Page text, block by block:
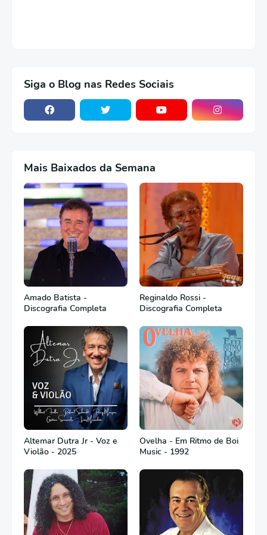
Siga o Blog nas Redes Sociais
Mais Baixados da Semana
Amado Batista -
Discografia Completa
Reginaldo Rossi -
Discografia Completa
Altemar Dutra Jr - Voz e
Violão - 2025
Ovelha - Em Ritmo de Boi
Music - 1992